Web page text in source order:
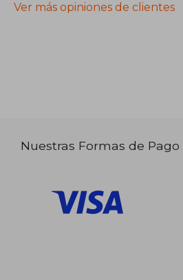
Ver más opiniones de clientes
Nuestras Formas de Pago